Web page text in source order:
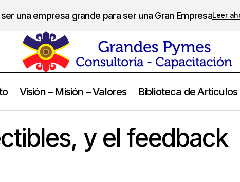
una empresa grande para ser una Gran EmpresaLeer
Visión – Misión – Valores Biblioteca de Artículos
Somos perfectibles, y el feedback ayuda
y el feedback